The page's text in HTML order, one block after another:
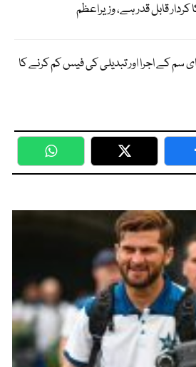
قابل قدر ہے، وزیراعظم
سم کے اجرا اور تبدیلی کی فیس کم کرنے کا
WhatsApp Twitter